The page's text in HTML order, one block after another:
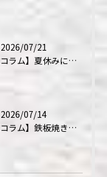
2026/07/21
【コラム】夏休みに家族外食が増える理由
2026/07/14
【コラム】鉄板焼きが"コミュニケーション飯"と呼ばれる理由